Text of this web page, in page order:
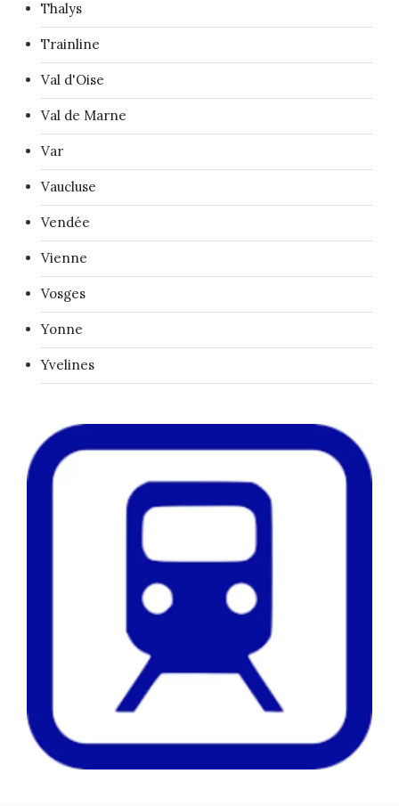
Thalys
Trainline
Val d'Oise
Val de Marne
Var
Vaucluse
Vendée
Vienne
Vosges
Yonne
Yvelines